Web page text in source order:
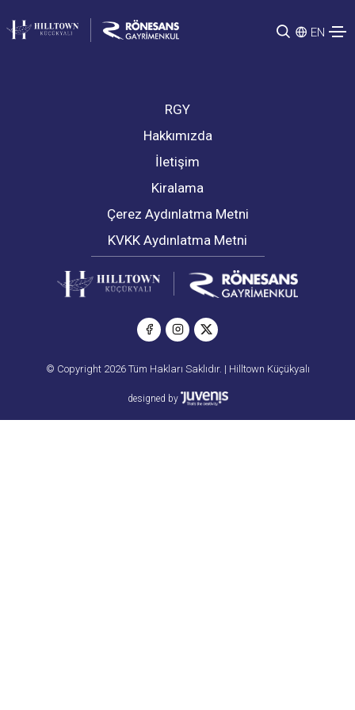
EN
RGY
Hakkımızda
İletişim
Kiralama
Çerez Aydınlatma Metni
KVKK Aydınlatma Metni
© Copyright 2026 Tüm Hakları Saklıdır. | Hilltown Küçükyalı
designed by